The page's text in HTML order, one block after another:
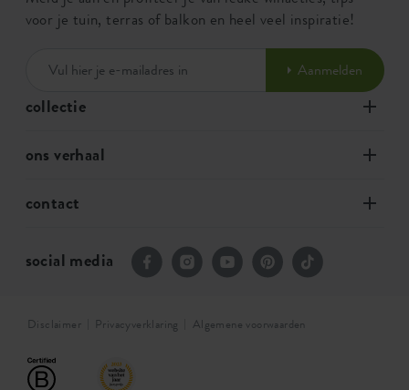
collectie
ons verhaal
contact
voor je tuin, terras of balkon en heel veel inspiratie!
Aanmelden
social media
Disclaimer Privacyverklaring Algemene voorwaarden